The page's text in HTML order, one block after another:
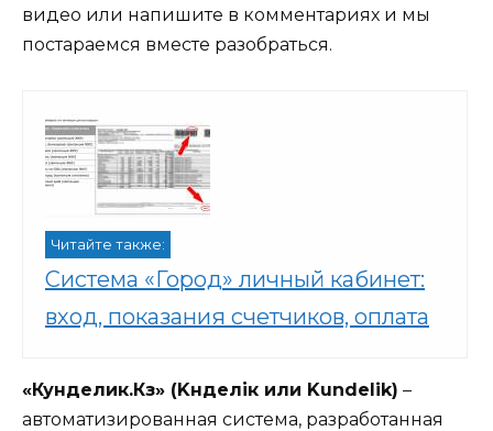
видео или напишите в комментариях и мы
постараемся вместе разобраться.
Читайте также:
Система «Город» личный кабинет:
вход, показания счетчиков, оплата
«Кунделик.Кз» (Kүнделік или Kundelik) –
автоматизированная система, разработанная